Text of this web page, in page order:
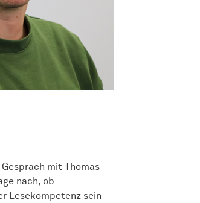
mit Thomas
nach, ob
Lesekompetenz sein